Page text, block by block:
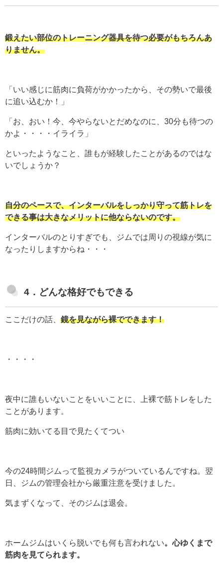
鍛えたい部位のトレーニング器具を待つ必要がもちろんあ
りません。
「いい感じに筋肉に負荷がかかったから、その勢いで最後
に追い込むか！」
「お、おい！今、今やらないとだめなのに、30分も待つの
かよ・・・・イライラ」
といったようなこと、誰もが経験したことがあるのではな
いでしょうか？
自分のペースで、インターバルをしっかり守って筋トレを
できる事は大きなメリットに他ならないのです。
インターバルのとりすぎでも、ジムでは周りの視線が気に
なったりしますからね・・・
4．どんな格好でもできる
ここだけの話、 鏡を見ながら裸でできます！
・・・・
夜中に誰もいないことをいいことに、上裸で筋トレをした
ことがあります。
筋肉に効いてる目で見たくてつい
今の24時間ジムって監視カメラがついているんですね。翌
日、ジムの管理会社から厳重注意を受けました。
気まずくなって、そのジムは退会。
ホームジムはいくら脱いでも何も言われない 。心ゆくまで
筋肉を見てられます。